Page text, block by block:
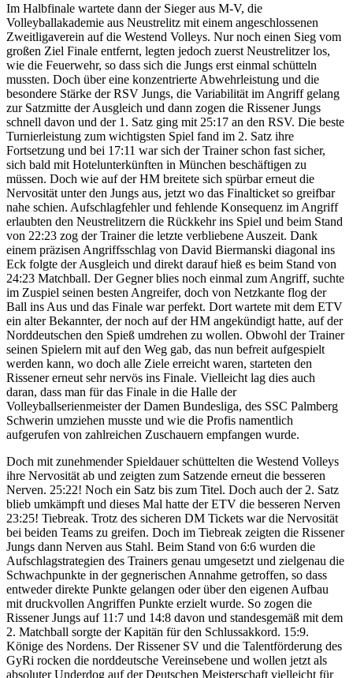
Im Halbfinale wartete dann der Sieger aus M-V, die
Volleyballakademie aus Neustrelitz mit einem angeschlossenen
Zweitligaverein auf die Westend Volleys. Nur noch einen Sieg vom
großen Ziel Finale entfernt, legten jedoch zuerst Neustrelitzer los,
wie die Feuerwehr, so dass sich die Jungs erst einmal schütteln
mussten. Doch über eine konzentrierte Abwehrleistung und die
besondere Stärke der RSV Jungs, die Variabilität im Angriff gelang
zur Satzmitte der Ausgleich und dann zogen die Rissener Jungs
schnell davon und der 1. Satz ging mit 25:17 an den RSV. Die beste
Turnierleistung zum wichtigsten Spiel fand im 2. Satz ihre
Fortsetzung und bei 17:11 war sich der Trainer schon fast sicher,
sich bald mit Hotelunterkünften in München beschäftigen zu
müssen. Doch wie auf der HM breitete sich spürbar erneut die
Nervosität unter den Jungs aus, jetzt wo das Finalticket so greifbar
nahe schien. Aufschlagfehler und fehlende Konsequenz im Angriff
erlaubten den Neustrelitzern die Rückkehr ins Spiel und beim Stand
von 22:23 zog der Trainer die letzte verbliebene Auszeit. Dank
einem präzisen Angriffsschlag von David Biermanski diagonal ins
Eck folgte der Ausgleich und direkt darauf hieß es beim Stand von
24:23 Matchball. Der Gegner blies noch einmal zum Angriff, suchte
im Zuspiel seinen besten Angreifer, doch von Netzkante flog der
Ball ins Aus und das Finale war perfekt. Dort wartete mit dem ETV
ein alter Bekannter, der noch auf der HM angekündigt hatte, auf der
Norddeutschen den Spieß umdrehen zu wollen. Obwohl der Trainer
seinen Spielern mit auf den Weg gab, das nun befreit aufgespielt
werden kann, wo doch alle Ziele erreicht waren, starteten den
Rissener erneut sehr nervös ins Finale. Vielleicht lag dies auch
daran, dass man für das Finale in die Halle der
Volleyballserienmeister der Damen Bundesliga, des SSC Palmberg
Schwerin umziehen musste und wie die Profis namentlich
aufgerufen von zahlreichen Zuschauern empfangen wurde.
Doch mit zunehmender Spieldauer schüttelten die Westend Volleys
ihre Nervosität ab und zeigten zum Satzende erneut die besseren
Nerven. 25:22! Noch ein Satz bis zum Titel. Doch auch der 2. Satz
blieb umkämpft und dieses Mal hatte der ETV die besseren Nerven
23:25! Tiebreak. Trotz des sicheren DM Tickets war die Nervosität
bei beiden Teams zu greifen. Doch im Tiebreak zeigten die Rissener
Jungs dann Nerven aus Stahl. Beim Stand von 6:6 wurden die
Aufschlagstrategien des Trainers genau umgesetzt und zielgenau die
Schwachpunkte in der gegnerischen Annahme getroffen, so dass
entweder direkte Punkte gelangen oder über den eigenen Aufbau
mit druckvollen Angriffen Punkte erzielt wurde. So zogen die
Rissener Jungs auf 11:7 und 14:8 davon und standesgemäß mit dem
2. Matchball sorgte der Kapitän für den Schlussakkord. 15:9.
Könige des Nordens. Der Rissener SV und die Talentförderung des
GyRi rocken die norddeutsche Vereinsebene und wollen jetzt als
absoluter Underdog auf der Deutschen Meisterschaft vielleicht für